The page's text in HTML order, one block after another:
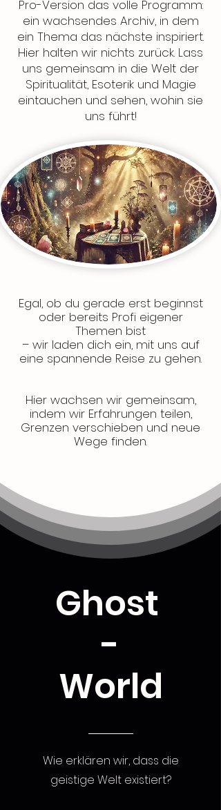
Pro-Version das volle Programm:
ein wachsendes Archiv, in dem
ein Thema das nächste inspiriert.
Hier halten wir nichts zurück. Lass
uns gemeinsam in die Welt der
Spiritualität, Esoterik und Magie
eintauchen und sehen, wohin sie
uns führt!
Egal, ob du gerade erst beginnst
oder bereits Profi eigener
Themen bist
– wir laden dich ein, mit uns auf
eine spannende Reise zu gehen.
Hier wachsen wir gemeinsam,
indem wir Erfahrungen teilen,
Grenzen verschieben und neue
Wege finden.
Ghost
-
World
Wie erklären wir, dass die
geistige Welt existiert?